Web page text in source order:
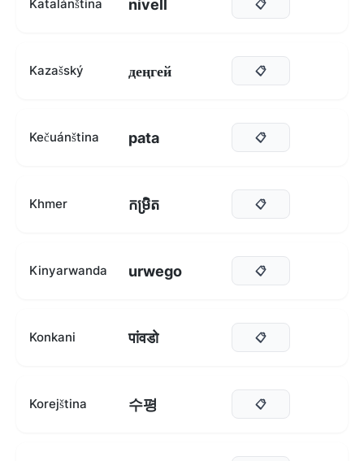
Katalánština nivell 📋
Kazašský деңгей 📋
Kečuánština pata 📋
Khmer កម្រិត 📋
Kinyarwanda urwego 📋
Konkani पांवडो 📋
Korejština 수평 📋